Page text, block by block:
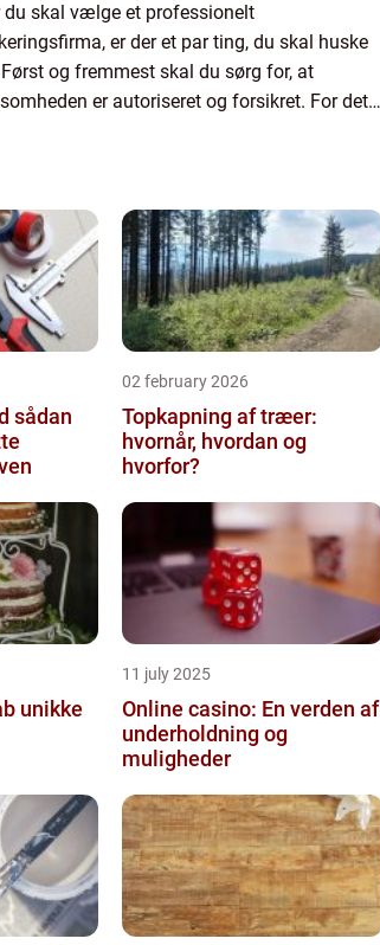
du skal vælge et professionelt
er der et par ting, du skal huske
og fremmest skal du sørg for, at
er autoriseret og forsikret. For det
02 february 2026
Topkapning af træer:
hvornår, hvordan og
hvorfor?
unikke
11 july 2025
Online casino: En verden af
underholdning og
muligheder